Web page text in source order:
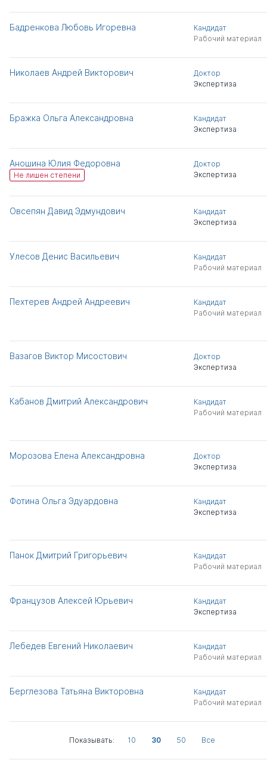
Бадренкова Любовь Игоревна
Кандидат
Рабочий материал
Николаев Андрей Викторович
Доктор
Экспертиза
Бражка Ольга Александровна
Кандидат
Экспертиза
Аношина Юлия Федоровна
Не лишен степени
Доктор
Экспертиза
Овсепян Давид Эдмундович
Кандидат
Экспертиза
Улесов Денис Васильевич
Кандидат
Рабочий материал
Пехтерев Андрей Андреевич
Кандидат
Рабочий материал
Вазагов Виктор Мисостович
Доктор
Экспертиза
Кабанов Дмитрий Александрович
Кандидат
Рабочий материал
Морозова Елена Александровна
Доктор
Экспертиза
Фотина Ольга Эдуардовна
Кандидат
Экспертиза
Панок Дмитрий Григорьевич
Кандидат
Рабочий материал
Французов Алексей Юрьевич
Кандидат
Экспертиза
Лебедев Евгений Николаевич
Кандидат
Рабочий материал
Берглезова Татьяна Викторовна
Кандидат
Рабочий материал
Показывать: 10 30 50 Все